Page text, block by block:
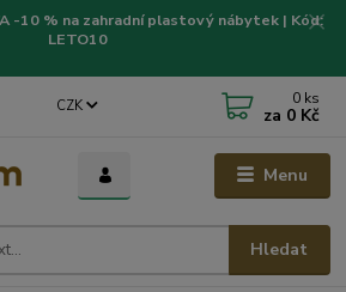
-10 % na zahradní plastový nábytek | Kód:
LETO10
Menu
CZK
Hledat
0 ks
za 0 Kč